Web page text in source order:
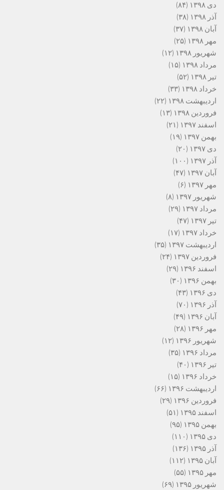
دی ۱۳۹۸
(۸۴)
آذر ۱۳۹۸
(۳۸)
آبان ۱۳۹۸
(۳۷)
مهر ۱۳۹۸
(۲۵)
شهریور ۱۳۹۸
(۱۲)
مرداد ۱۳۹۸
(۱۵)
تیر ۱۳۹۸
(۵۲)
خرداد ۱۳۹۸
(۳۳)
اردیبهشت ۱۳۹۸
(۲۲)
فروردین ۱۳۹۸
(۱۳)
اسفند ۱۳۹۷
(۲۱)
بهمن ۱۳۹۷
(۱۹)
دی ۱۳۹۷
(۲۰)
آذر ۱۳۹۷
(۱۰۰)
آبان ۱۳۹۷
(۴۷)
مهر ۱۳۹۷
(۶)
شهریور ۱۳۹۷
(۸)
مرداد ۱۳۹۷
(۲۹)
تیر ۱۳۹۷
(۴۷)
خرداد ۱۳۹۷
(۱۷)
اردیبهشت ۱۳۹۷
(۳۵)
فروردین ۱۳۹۷
(۲۴)
اسفند ۱۳۹۶
(۲۹)
بهمن ۱۳۹۶
(۳۰)
دی ۱۳۹۶
(۴۳)
آذر ۱۳۹۶
(۷۰)
آبان ۱۳۹۶
(۴۹)
مهر ۱۳۹۶
(۲۸)
شهریور ۱۳۹۶
(۱۲)
مرداد ۱۳۹۶
(۳۵)
تیر ۱۳۹۶
(۴۰)
خرداد ۱۳۹۶
(۱۵)
اردیبهشت ۱۳۹۶
(۶۶)
فروردین ۱۳۹۶
(۲۹)
اسفند ۱۳۹۵
(۵۱)
بهمن ۱۳۹۵
(۹۵)
دی ۱۳۹۵
(۱۱۰)
آذر ۱۳۹۵
(۱۳۶)
آبان ۱۳۹۵
(۱۱۲)
مهر ۱۳۹۵
(۵۵)
شهریور ۱۳۹۵
(۶۹)